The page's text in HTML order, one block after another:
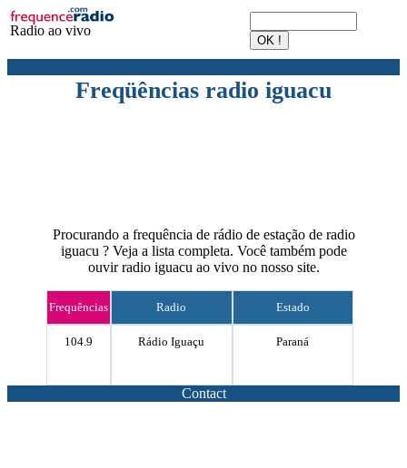
Radio ao vivo
Freqüências radio iguacu
Procurando a frequência de rádio de estação de radio
iguacu ? Veja a lista completa. Você também pode
ouvir radio iguacu ao vivo no nosso site.
Frequências Radio Estado
104.9 Rádio Iguaçu Paraná
Contact